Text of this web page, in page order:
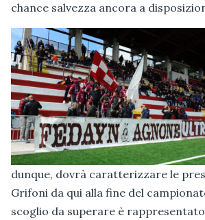
chance salvezza ancora a
dunque, dovrà caratterizzare le
Grifoni da qui alla fine del
scoglio da superare è